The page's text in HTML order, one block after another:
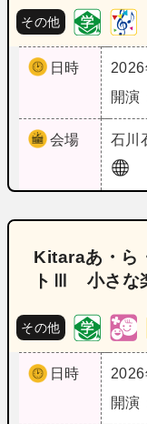
その他
日時
2026
開演
会場 石川
Kitaraあ・ら
トⅢ 小さな
その他
日時
2026
開演